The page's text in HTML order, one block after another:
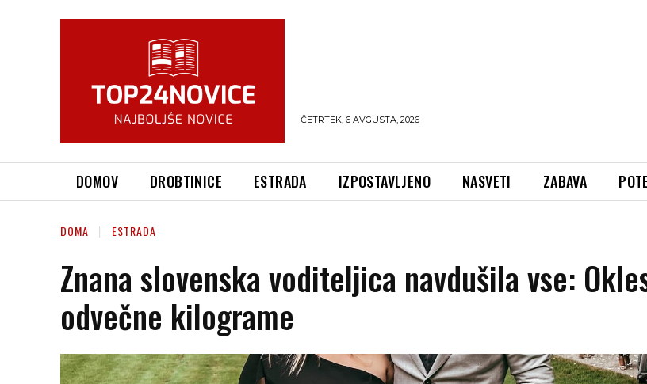
ČETRTEK, 6 AVGUSTA, 2026
DOMOV DROBTINICE ESTRADA IZPOSTAVLJENO NASVETI ZABAVA
DOMA ESTRADA
Znana slovenska voditeljica navdušila vse:
odvečne kilograme